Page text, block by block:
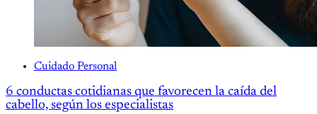
Cuidado Personal
6 conductas cotidianas que favorecen la caída del
cabello, según los especialistas